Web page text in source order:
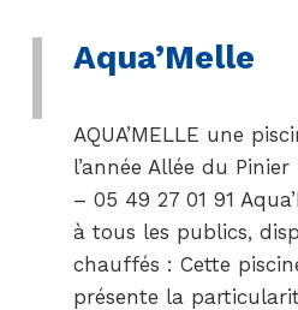
Aqua’Melle
AQUA’MELLE une
l’année Allée du
– 05 49 27 01 91
à tous les publics,
chauffés : Cette
présente la